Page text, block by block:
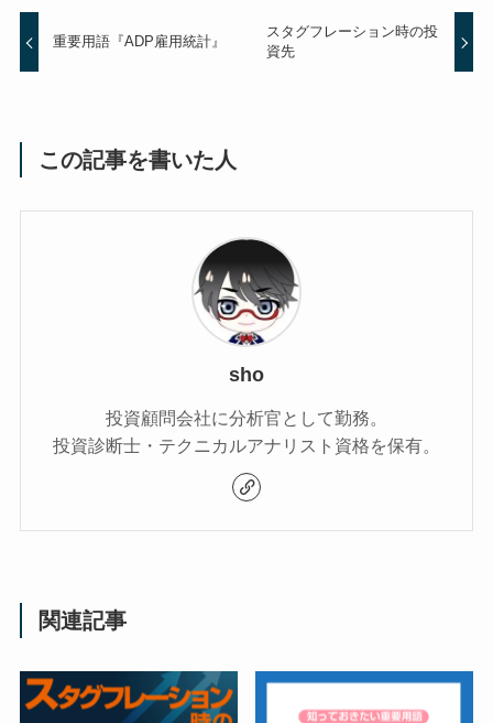
重要用語『ADP雇用統計』
スタグフレーション時の投
資先
この記事を書いた人
sho
投資顧問会社に分析官として勤務。
投資診断士・テクニカルアナリスト資格を保有。
関連記事